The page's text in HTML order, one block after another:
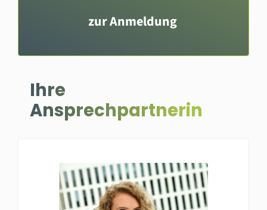
zur Anmeldung
Ihre
Ansprechpartnerin